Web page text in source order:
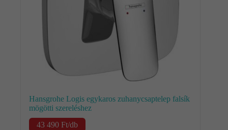
Hansgrohe Logis egykaros zuhanycsaptelep falsík
mögötti szereléshez
43 490 Ft/db